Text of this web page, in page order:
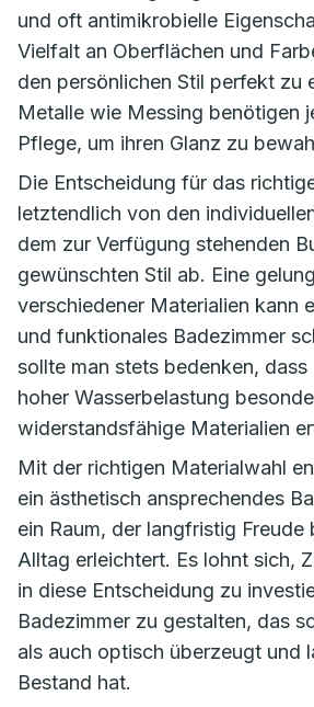
und oft antimikrobielle
Vielfalt an Oberflächen und
den persönlichen Stil perfekt zu
Metalle wie Messing benötigen
Pflege, um ihren Glanz zu
Die Entscheidung für das
letztendlich von den
dem zur Verfügung stehenden
gewünschten Stil ab. Eine
verschiedener Materialien kann
und funktionales Badezimmer
sollte man stets bedenken, dass
hoher Wasserbelastung
widerstandsfähige Materialien
Mit der richtigen Materialwahl
ein ästhetisch ansprechendes
ein Raum, der langfristig Freude
Alltag erleichtert. Es lohnt sich,
in diese Entscheidung zu
Badezimmer zu gestalten, das
als auch optisch überzeugt und
Bestand hat.